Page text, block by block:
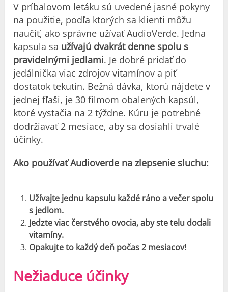
V príbalovom letáku sú uvedené jasné pokyny
na použitie, podľa ktorých sa klienti môžu
naučiť, ako správne užívať AudioVerde. Jedna
kapsula sa užívajú dvakrát denne spolu s
pravidelnými jedlami. Je dobré pridať do
jedálnička viac zdrojov vitamínov a piť
dostatok tekutín. Bežná dávka, ktorú nájdete v
jednej fľaši, je30 filmom obalených kapsúl,
ktoré vystačia na 2 týždne. Kúru je potrebné
dodržiavať 2 mesiace, aby sa dosiahli trvalé
účinky.
Ako používať Audioverde nazlepsenie sluchu:
Užívajte jednu kapsulu každé ráno a večer spolu
s jedlom.
Jedzte viac čerstvého ovocia, aby ste telu dodali
vitamíny.
Opakujte to každý deň počas 2 mesiacov!
Nežiaduce účinky